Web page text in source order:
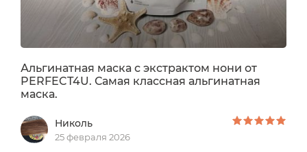
Альгинатная маска с экстрактом нони от
PERFECT4U. Самая классная альгинатная
маска.
Николь
25 февраля 2026